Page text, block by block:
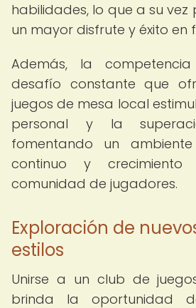
habilidades, lo que a su
un mayor disfrute y éxito en
Además, la
desafío constante que
juegos de mesa local
personal y la
fomentando un
continuo y
comunidad de jugadores.
Exploración de
estilos
Unirse a un club de
brinda la oportunidad